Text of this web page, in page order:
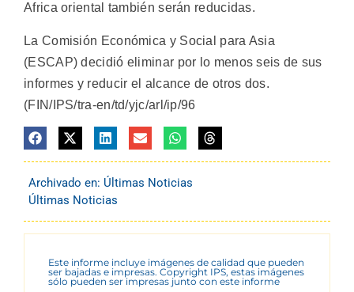
Africa oriental también serán reducidas.
La Comisión Económica y Social para Asia
(ESCAP) decidió eliminar por lo menos seis de sus
informes y reducir el alcance de otros dos.
(FIN/IPS/tra-en/td/yjc/arl/ip/96
Archivado en: Últimas Noticias
Últimas Noticias
Este informe incluye imágenes de calidad que pueden
ser bajadas e impresas. Copyright IPS, estas imágenes
sólo pueden ser impresas junto con este informe